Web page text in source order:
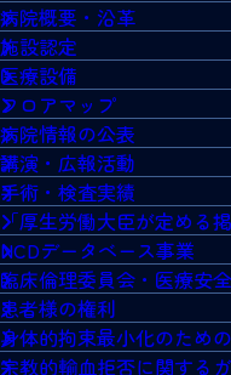
病院概要・沿革
施設認定
医療設備
フロアマップ
病院情報の公表
講演・広報活動
手術・検査実績
「厚生労働大臣が定める
NCDデータベース事業
臨床倫理委員会・医療安
患者様の権利
身体的拘束最小化のため
宗教的輸血拒否に関する